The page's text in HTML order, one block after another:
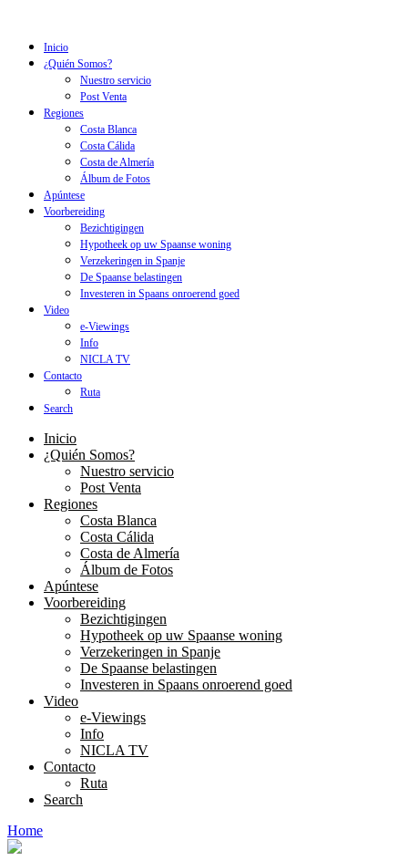
Inicio
¿Quién Somos?
Nuestro servicio
Post Venta
Regiones
Costa Blanca
Costa Cálida
Costa de Almería
Álbum de Fotos
Apúntese
Voorbereiding
Bezichtigingen
Hypotheek op uw Spaanse woning
Verzekeringen in Spanje
De Spaanse belastingen
Investeren in Spaans onroerend goed
Video
e-Viewings
Info
NICLA TV
Contacto
Ruta
Search
Inicio
¿Quién Somos?
Nuestro servicio
Post Venta
Regiones
Costa Blanca
Costa Cálida
Costa de Almería
Álbum de Fotos
Apúntese
Voorbereiding
Bezichtigingen
Hypotheek op uw Spaanse woning
Verzekeringen in Spanje
De Spaanse belastingen
Investeren in Spaans onroerend goed
Video
e-Viewings
Info
NICLA TV
Contacto
Ruta
Search
Home